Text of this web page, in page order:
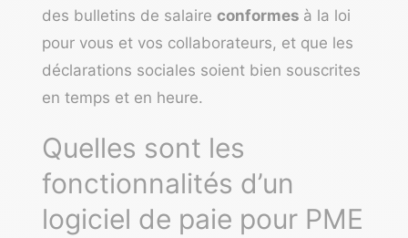
des bulletins de salaire conformes à la loi
pour vous et vos collaborateurs, et que les
déclarations sociales soient bien souscrites
en temps et en heure.
Quelles sont les
fonctionnalités d’un
logiciel de paie pour PME